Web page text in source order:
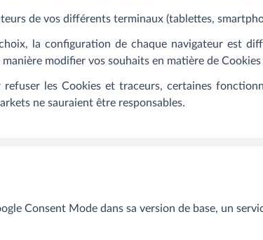
de vos différents terminaux (tablettes,
la configuration de chaque navigateur est
modifier vos souhaits en matière de
les Cookies et traceurs, certaines
ne sauraient être responsables.
Consent Mode dans sa version de base, un